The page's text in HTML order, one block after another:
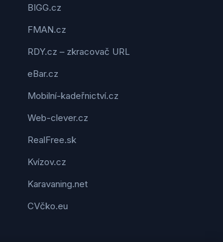
BIGG.cz
FMAN.cz
RDY.cz – zkracovač URL
eBar.cz
Mobilní-kadeřnictví.cz
Web-clever.cz
RealFree.sk
Kvízov.cz
Karavaning.net
CVčko.eu